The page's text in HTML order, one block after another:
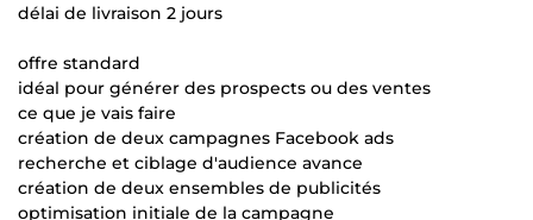
délai de livraison 2 jours
offre standard
idéal pour générer des prospects ou des ventes
ce que je vais faire
création de deux campagnes Facebook ads
recherche et ciblage d'audience avance
création de deux ensembles de publicités
optimisation initiale de la campagne